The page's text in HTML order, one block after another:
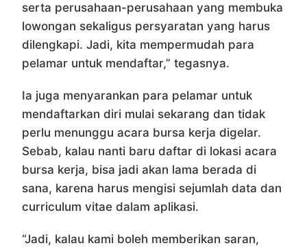
serta perusahaan-perusahaan yang membuka
lowongan sekaligus persyaratan yang harus
dilengkapi. Jadi, kita mempermudah para
pelamar untuk mendaftar,” tegasnya.
Ia juga menyarankan para pelamar untuk
mendaftarkan diri mulai sekarang dan tidak
perlu menunggu acara bursa kerja digelar.
Sebab, kalau nanti baru daftar di lokasi acara
bursa kerja, bisa jadi akan lama berada di
sana, karena harus mengisi sejumlah data dan
curriculum vitae dalam aplikasi.
“Jadi, kalau kami boleh memberikan saran,